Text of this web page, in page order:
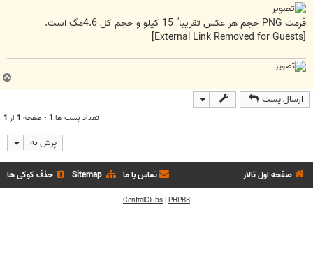
فرمت PNG حجم هر عکس تقریبا" 15 کیلو و حجم کل 4.6مگ است.
[External Link Removed for Guests]
ارسال پست
تعداد پست ها:1 • صفحه 1 از 1
پرش به
صفحه اول تالار حذف کوکی ها Sitemap تماس با ما
PHPBB
|
CentralClubs